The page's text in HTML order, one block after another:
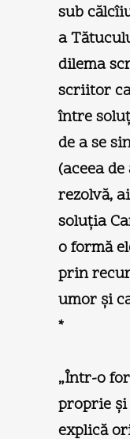
sub
a
dilema
scriitor
între
de a se
(aceea
rezolvă,
soluţia
o formă
prin
umor şi
*
„Într-o
proprie
explică